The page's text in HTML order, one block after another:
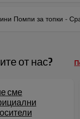
Помпи за топки -
от нас?
сме